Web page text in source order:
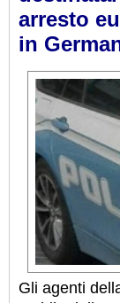
arresto
in
Gli agenti